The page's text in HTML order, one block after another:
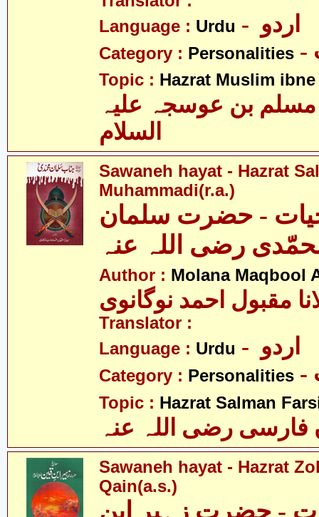
Language : Urdu
Category : Personalities
Topic : Hazrat Muslim
بن عوسجہ علیہ
السلام
Sawaneh hayat - Hazrat
Muhammadi(r.a.)
- حضرت سلمان
رضی اللہ عنہ
Author : Molana Maqbool
مقبول احمد نوگانوی
Translator :
Language : Urdu
Category : Personalities
Topic : Hazrat Salman
فارسی رضی اللہ عنہ
Sawaneh hayat - Hazrat
Qain(a.s.)
- حضرت زہیر ابن